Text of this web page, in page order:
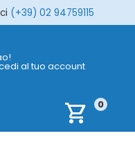
(+39) 02 94759115
al tuo account
shopping_cart 0